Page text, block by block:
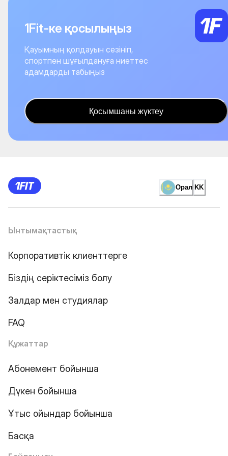
1Fit-ке қосылыңыз
Қауымның қолдауын сезініп,
спортпен шұғылдануға ниеттес
адамдарды табыңыз
Қосымшаны жүктеу
Орал KK
Ынтымақтастық
Корпоративтік клиенттерге
Біздің серіктесіміз болу
Залдар мен студиялар
FAQ
Құжаттар
Абонемент бойынша
Дүкен бойынша
Ұтыс ойындар бойынша
Басқа